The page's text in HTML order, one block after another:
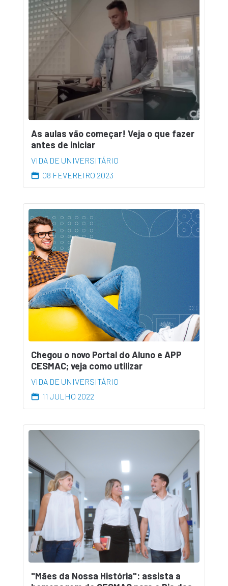
As aulas vão começar! Veja o que fazer
antes de iniciar
VIDA DE UNIVERSITÁRIO
08 FEVEREIRO 2023
Chegou o novo Portal do Aluno e APP
CESMAC; veja como utilizar
VIDA DE UNIVERSITÁRIO
11 JULHO 2022
"Mães da Nossa História": assista a